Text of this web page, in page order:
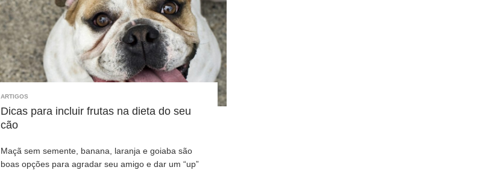
ARTIGOS
Dicas para incluir frutas na dieta do seu
cão
Maçã sem semente, banana, laranja e goiaba são
boas opções para agradar seu amigo e dar um “up”